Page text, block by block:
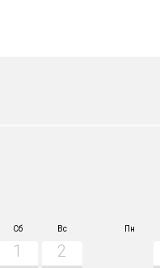
Сб Вс
1 2
Пн